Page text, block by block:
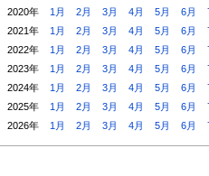
2020年
1月 2月 3月 4月 5月 6月
2021年
1月 2月 3月 4月 5月 6月
2022年
1月 2月 3月 4月 5月 6月
2023年
1月 2月 3月 4月 5月 6月
2024年
1月 2月 3月 4月 5月 6月
2025年
1月 2月 3月 4月 5月 6月
2026年
1月 2月 3月 4月 5月 6月